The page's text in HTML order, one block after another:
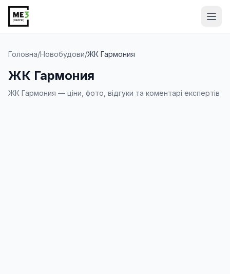
Головна/Новобудови/ЖК Гармония
ЖК Гармония
ЖК Гармония — ціни, фото, відгуки та коментарі експертів